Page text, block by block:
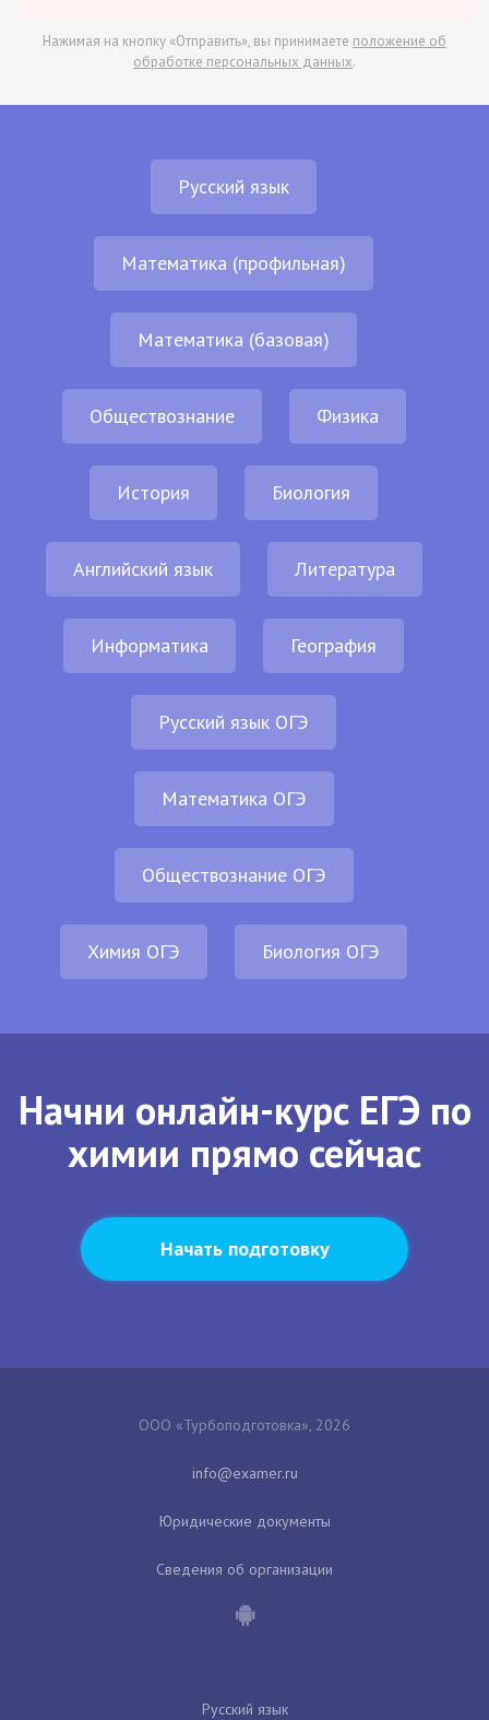
Нажимая на кнопку «Отправить», вы принимаете положение об
обработке персональных данных.
Русский язык
Математика (профильная)
Математика (базовая)
Обществознание Физика
История Биология
Английский язык Литература
Информатика География
Русский язык ОГЭ
Математика ОГЭ
Обществознание ОГЭ
Химия ОГЭ Биология ОГЭ
Начни онлайн-курс ЕГЭ по
химии прямо сейчас
Начать подготовку
ООО «Турбоподготовка», 2026
Юридические документы
Сведения об организации
Русский язык